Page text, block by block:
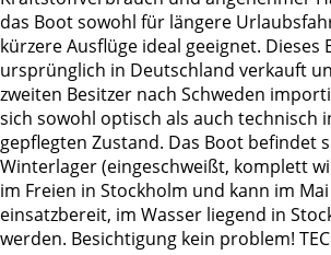
das Boot sowohl für längere
kürzere Ausflüge ideal geeignet. Dieses
ursprünglich in Deutschland verkauft
zweiten Besitzer nach Schweden
sich sowohl optisch als auch technisch
gepflegten Zustand. Das Boot befindet
Winterlager (eingeschweißt, komplett
im Freien in Stockholm und kann im
einsatzbereit, im Wasser liegend in
werden. Besichtigung kein problem!